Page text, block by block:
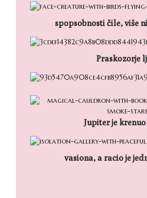
spopsobnosti čile, više
Praskozorje
Jupiter je
vasiona, a racio je